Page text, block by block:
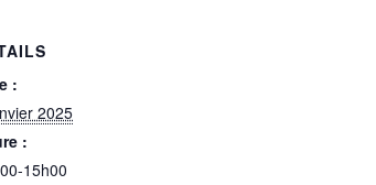
:
2025
:
15h00